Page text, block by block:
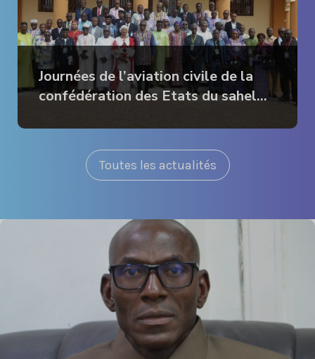
Journées de l’aviation civile de la
confédération des Etats du sahel
Toutes les actualités